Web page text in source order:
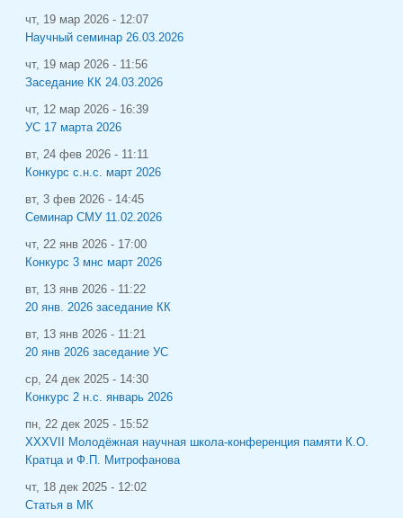
чт, 19 мар 2026 - 12:07
Научный семинар 26.03.2026
чт, 19 мар 2026 - 11:56
Заседание КК 24.03.2026
чт, 12 мар 2026 - 16:39
УС 17 марта 2026
вт, 24 фев 2026 - 11:11
Конкурс с.н.с. март 2026
вт, 3 фев 2026 - 14:45
Семинар СМУ 11.02.2026
чт, 22 янв 2026 - 17:00
Конкурс 3 мнс март 2026
вт, 13 янв 2026 - 11:22
20 янв. 2026 заседание КК
вт, 13 янв 2026 - 11:21
20 янв 2026 заседание УС
ср, 24 дек 2025 - 14:30
Конкурс 2 н.с. январь 2026
пн, 22 дек 2025 - 15:52
XXXVII Молодёжная научная школа-конференция памяти К.О.
Кратца и Ф.П. Митрофанова
чт, 18 дек 2025 - 12:02
Статья в МК